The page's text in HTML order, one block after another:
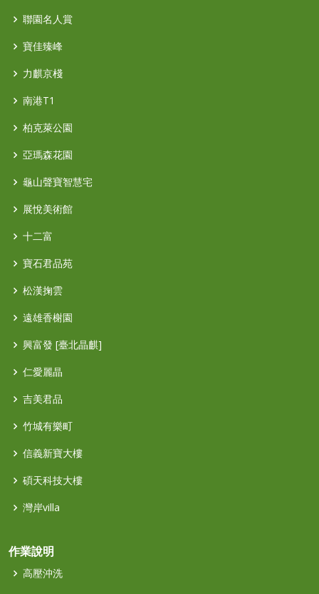
聯園名人賞
寶佳臻峰
力麒京棧
南港T1
柏克萊公園
亞瑪森花園
龜山聲寶智慧宅
展悅美術館
十二富
寶石君品苑
松漢掬雲
遠雄香榭園
興富發 [臺北晶麒]
仁愛麗晶
吉美君品
竹城有樂町
信義新寶大樓
碩天科技大樓
灣岸villa
作業說明
高壓沖洗